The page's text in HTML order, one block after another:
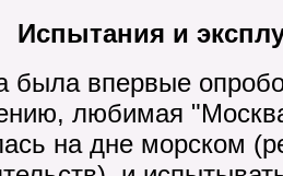
Испытания и
была впервые
любимая
на дне морском